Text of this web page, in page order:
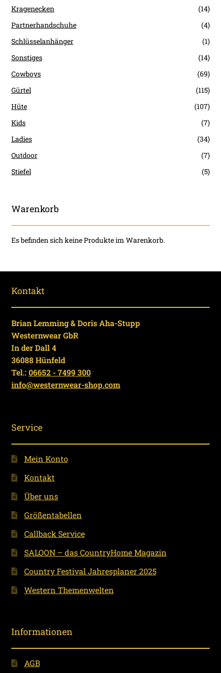
Kragenecken
(14)
Partnerhandschuhe
(4)
Schlüsselanhänger
(1)
Sonstiges
(14)
Cowboys
(69)
Gürtel
(115)
Hüte
(107)
Kids
(7)
Ladies
(34)
Outdoor
(7)
Stiefel
(5)
Warenkorb
Es befinden sich keine Produkte im Warenkorb.
Kontakt
Brian Lemming & Doris Aha-Stupp
Westernwear GbR
In der Dall 4
36088 Hünfeld
Tel.: 06652 - 7499 300
info@westernwear-shop.com
Service
Mein Konto
Kontakt
Über uns
Größentabellen
Callback Service
SALOON – das CountryHome Magazin
Country Festival Jahresplaner 2025
Western Themenwelten
Informationen
AGB